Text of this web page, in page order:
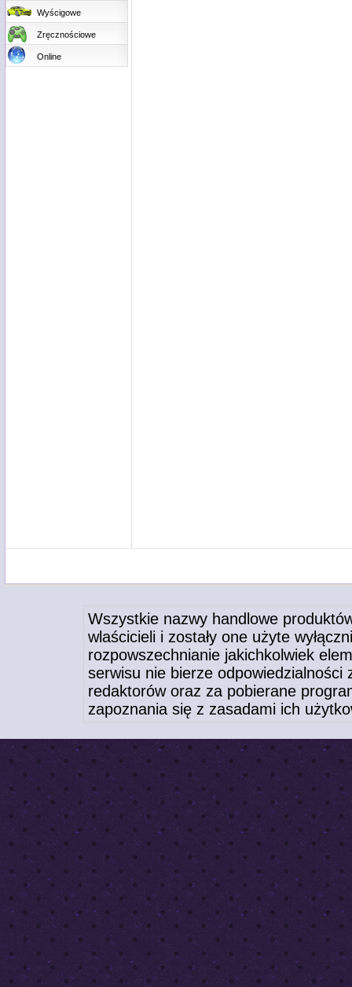
Wyścigowe
Zręcznościowe
Online
Wszystkie nazwy handlowe
wlaścicieli i zostały one użyte
rozpowszechnianie jakichkolwiek
serwisu nie bierze odpowiedzialności
redaktorów oraz za pobierane
zapoznania się z zasadami ich